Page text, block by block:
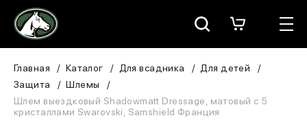
Москва
Для всадника
Главная Каталог Для всадника
Для детей
Защита
Шлемы
Шлем выездковый Shadowmatt Dressage, матовый с 5
кристаллами Swarovski, Samshield Франция